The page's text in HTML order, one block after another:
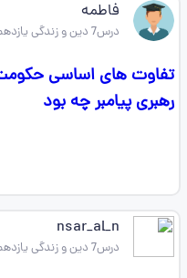
فاطمه
درس7 دین و زندگی یازدهم
تفاوت های اساسی
رهبری پیامبر چه بود
nsar_al_n
درس7 دین و زندگی یازدهم